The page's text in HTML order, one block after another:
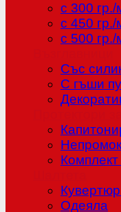
с 300
с 450
с 500
Със
С гъши
Одеяла